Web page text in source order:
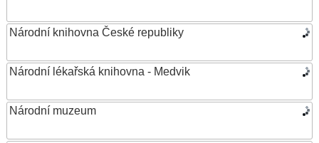
Národní knihovna České republiky
Národní lékařská knihovna - Medvik
Národní muzeum